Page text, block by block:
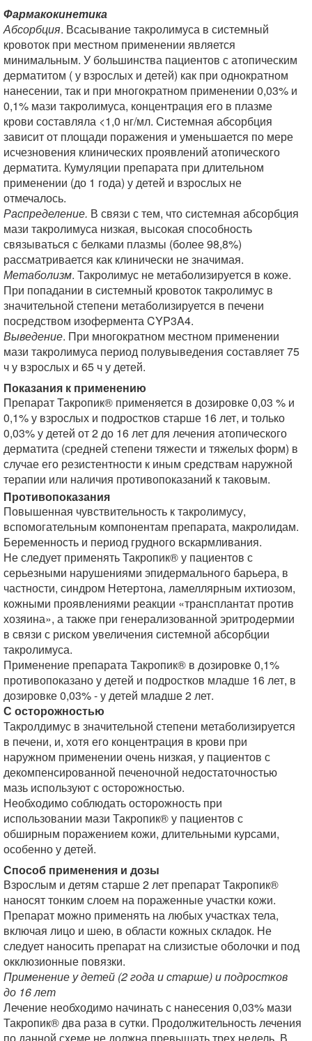
Фармакокинетика
Абсорбция. Всасывание такролимуса в системный
кровоток при местном применении является
минимальным. У большинства пациентов с атопическим
дерматитом ( у взрослых и детей) как при однократном
нанесении, так и при многократном применении 0,03% и
0,1% мази такролимуса, концентрация его в плазме
крови составляла <1,0 нг/мл. Системная абсорбция
зависит от площади поражения и уменьшается по мере
исчезновения клинических проявлений атопического
дерматита. Кумуляции препарата при длительном
применении (до 1 года) у детей и взрослых не
отмечалось.
Распределение. В связи с тем, что системная абсорбция
мази такролимуса низкая, высокая способность
связываться с белками плазмы (более 98,8%)
рассматривается как клинически не значимая.
Метаболизм. Такролимус не метаболизируется в коже.
При попадании в системный кровоток такролимус в
значительной степени метаболизируется в печени
посредством изофермента CYP3A4.
Выведение. При многократном местном применении
мази такролимуса период полувыведения составляет 75
ч у взрослых и 65 ч у детей.
Показания к применению
Препарат Такропик® применяется в дозировке 0,03 % и
0,1% у взрослых и подростков старше 16 лет, и только
0,03% у детей от 2 до 16 лет для лечения атопического
дерматита (средней степени тяжести и тяжелых форм) в
случае его резистентности к иным средствам наружной
терапии или наличия противопоказаний к таковым.
Противопоказания
Повышенная чувствительность к такролимусу,
вспомогательным компонентам препарата, макролидам.
Беременность и период грудного вскармливания.
Не следует применять Такропик® у пациентов с
серьезными нарушениями эпидермального барьера, в
частности, синдром Нетертона, ламеллярным ихтиозом,
кожными проявлениями реакции «трансплантат против
хозяина», а также при генерализованной эритродермии
в связи с риском увеличения системной абсорбции
такролимуса.
Применение препарата Такропик® в дозировке 0,1%
противопоказано у детей и подростков младше 16 лет, в
дозировке 0,03% - у детей младше 2 лет.
С осторожностью
Такролдимус в значительной степени метаболизируется
в печени, и, хотя его концентрация в крови при
наружном применении очень низкая, у пациентов с
декомпенсированной печеночной недостаточностью
мазь используют с осторожностью.
Необходимо соблюдать осторожность при
использовании мази Такропик® у пациентов с
обширным поражением кожи, длительными курсами,
особенно у детей.
Способ применения и дозы
Взрослым и детям старше 2 лет препарат Такропик®
наносят тонким слоем на пораженные участки кожи.
Препарат можно применять на любых участках тела,
включая лицо и шею, в области кожных складок. Не
следует наносить препарат на слизистые оболочки и под
окклюзионные повязки.
Применение у детей (2 года и старше) и подростков
до 16 лет
Лечение необходимо начинать с нанесения 0,03% мази
Такропик® два раза в сутки. Продолжительность лечения
по данной схеме не должна превышать трех недель. В